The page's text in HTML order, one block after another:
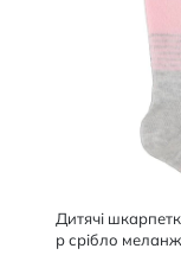
Дитячі
р срібло меланж